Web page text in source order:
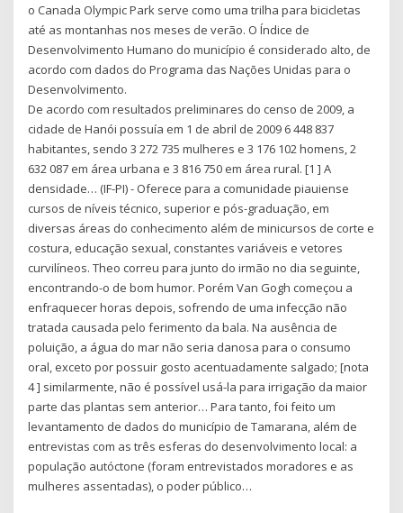
o Canada Olympic Park serve como uma trilha para bicicletas
até as montanhas nos meses de verão. O Índice de
Desenvolvimento Humano do município é considerado alto, de
acordo com dados do Programa das Nações Unidas para o
Desenvolvimento.
De acordo com resultados preliminares do censo de 2009, a
cidade de Hanói possuía em 1 de abril de 2009 6 448 837
habitantes, sendo 3 272 735 mulheres e 3 176 102 homens, 2
632 087 em área urbana e 3 816 750 em área rural. [1 ] A
densidade… (IF-PI) - Oferece para a comunidade piauiense
cursos de níveis técnico, superior e pós-graduação, em
diversas áreas do conhecimento além de minicursos de corte e
costura, educação sexual, constantes variáveis e vetores
curvilíneos. Theo correu para junto do irmão no dia seguinte,
encontrando-o de bom humor. Porém Van Gogh começou a
enfraquecer horas depois, sofrendo de uma infecção não
tratada causada pelo ferimento da bala. Na ausência de
poluição, a água do mar não seria danosa para o consumo
oral, exceto por possuir gosto acentuadamente salgado; [nota
4 ] similarmente, não é possível usá-la para irrigação da maior
parte das plantas sem anterior… Para tanto, foi feito um
levantamento de dados do município de Tamarana, além de
entrevistas com as três esferas do desenvolvimento local: a
população autóctone (foram entrevistados moradores e as
mulheres assentadas), o poder público…